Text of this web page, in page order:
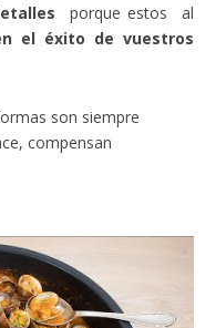
porque estos al
el éxito de vuestros
son siempre
compensan